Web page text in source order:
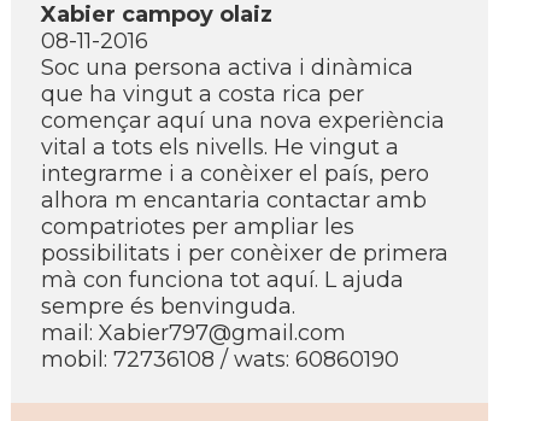
Xabier campoy olaiz
08-11-2016
Soc una persona activa i dinàmica
que ha vingut a costa rica per
començar aquí­ una nova experiència
vital a tots els nivells. He vingut a
integrarme i a conèixer el paí­s, pero
alhora m encantaria contactar amb
compatriotes per ampliar les
possibilitats i per conèixer de primera
mà con funciona tot aquí­. L ajuda
sempre és benvinguda.
mail: Xabier797@gmail.com
mobil: 72736108 / wats: 60860190